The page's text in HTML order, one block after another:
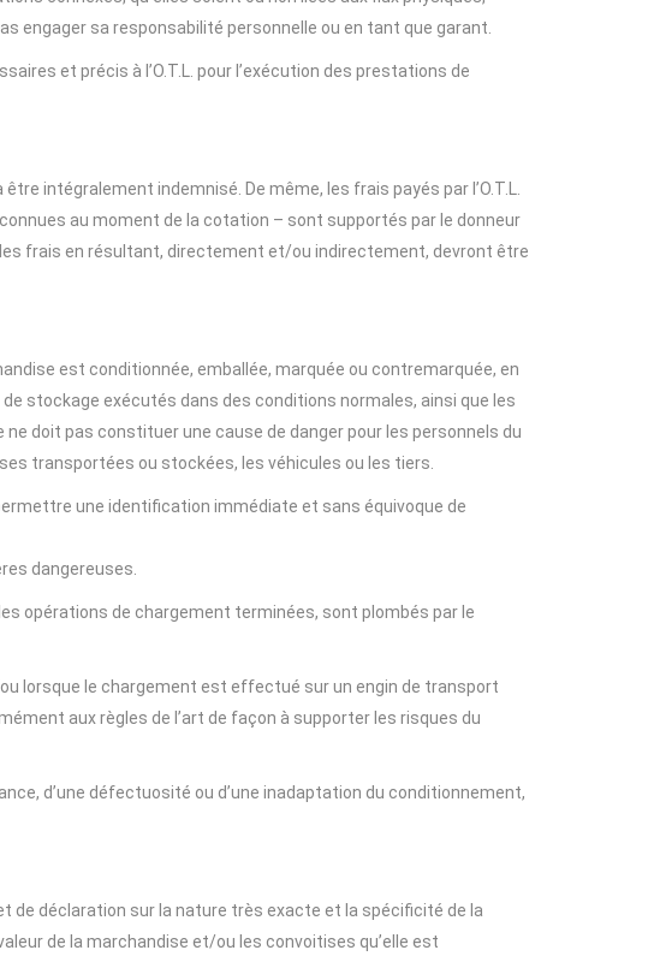
engager sa responsabilité personnelle ou en tant que garant.
et précis à l’O.T.L. pour l’exécution des prestations de
intégralement indemnisé. De même, les frais payés par l’O.T.L.
au moment de la cotation – sont supportés par le donneur
les frais en résultant, directement et/ou indirectement, devront être
est conditionnée, emballée, marquée ou contremarquée, en
stockage exécutés dans des conditions normales, ainsi que les
doit pas constituer une cause de danger pour les personnels du
transportées ou stockées, les véhicules ou les tiers.
une identification immédiate et sans équivoque de
dangereuses.
opérations de chargement terminées, sont plombés par le
ou lorsque le chargement est effectué sur un engin de transport
aux règles de l’art de façon à supporter les risques du
d’une défectuosité ou d’une inadaptation du conditionnement,
de déclaration sur la nature très exacte et la spécificité de la
de la marchandise et/ou les convoitises qu’elle est